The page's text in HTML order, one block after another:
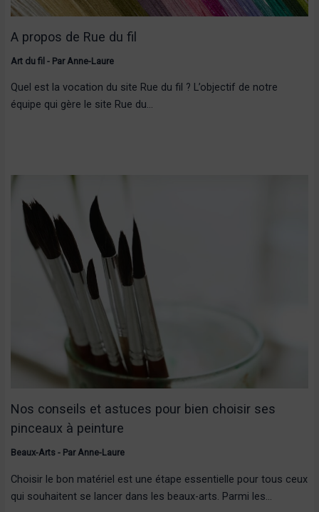
A propos de Rue du fil
Art du fil - Par Anne-Laure
Quel est la vocation du site Rue du fil ? L’objectif de notre
équipe qui gère le site Rue du…
Nos conseils et astuces pour bien choisir ses
pinceaux à peinture
Beaux-Arts- Par Anne-Laure
Choisir le bon matériel est une étape essentielle pour tous ceux
qui souhaitent se lancer dans les beaux-arts. Parmi les…